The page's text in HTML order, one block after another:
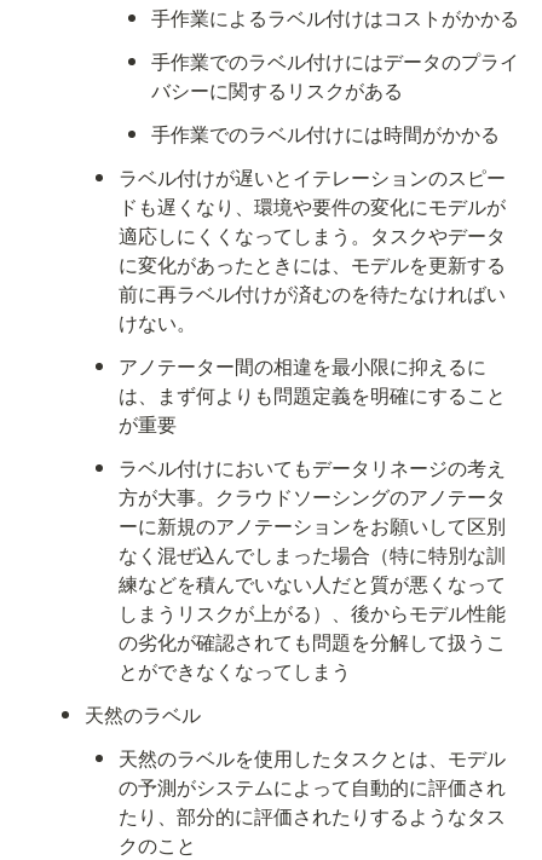
手作業によるラベル付けはコストがかかる
手作業でのラベル付けにはデータのプライ
バシーに関するリスクがある
手作業でのラベル付けには時間がかかる
ラベル付けが遅いとイテレーションのスピー
ドも遅くなり、環境や要件の変化にモデルが
適応しにくくなってしまう。タスクやデータ
に変化があったときには、モデルを更新する
前に再ラベル付けが済むのを待たなければい
けない。
アノテーター間の相違を最小限に抑えるに
は、まず何よりも問題定義を明確にすること
が重要
ラベル付けにおいてもデータリネージの考え
方が大事。クラウドソーシングのアノテータ
ーに新規のアノテーションをお願いして区別
なく混ぜ込んでしまった場合 （特に特別な訓
練などを積んでいない人だと質が悪くなって
しまうリスクが上がる）、後からモデル性能
の劣化が確認されても問題を分解して扱うこ
とができなくなってしまう
天然のラベル
天然のラベルを使用したタスクとは、モデル
の予測がシステムによって自動的に評価され
たり、部分的に評価されたりするようなタス
クのこと